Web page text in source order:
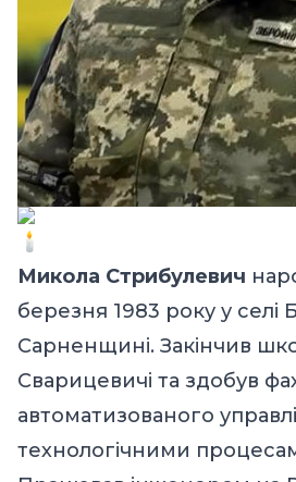
Микола Стрибулевич
березня 1983 року у селі
Сарненщині. Закінчив
Сварицевичі та здобув
автоматизованого
технологічними